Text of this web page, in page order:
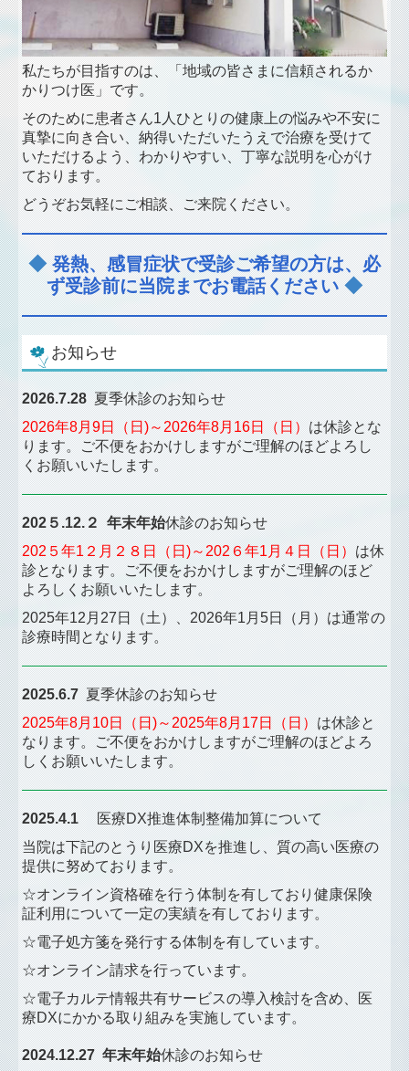
私たちが目指すのは、「地域の皆さまに信頼されるか
かりつけ医」です。
そのために患者さん1人ひとりの健康上の悩みや不安に
真摯に向き合い、納得いただいたうえで治療を受けて
いただけるよう、わかりやすい、丁寧な説明を心がけ
ております。
どうぞお気軽にご相談、ご来院ください。
◆発熱、感冒症状で受診ご希望の方は、必
ず受診前に当院までお電話ください ◆
お知らせ
2026.7.28夏季休診のお知らせ
2026年8月9日（日)～2026年8月16日
（日 ） は休診とな
ります。ご不便をおかけしますがご理解のほどよろし
くお願いいたします。
202５.12.２ 年末年始休診のお知らせ
202５年1２月２８日（日)～202６年1月４日（日） は休
診となります。ご不便をおかけしますがご理解のほど
よろしくお願いいたします。
2025年12月27日（土）、2026年1月5日（月）は通常の
診療時間となります。
2025.6.7 夏季休診のお知らせ
2025年8月10日（日)～2025年8月17日
（日 ） は休診と
なります。ご不便をおかけしますがご理解のほどよろ
しくお願いいたします。
2025.4.1 医療DX推進体制整備加算について
当院は下記のとうり医療DXを推進し、質の高い医療の
提供に努めております。
☆オンライン資格確を行う体制を有しており健康保険
証利用について一定の実績を有しております。
☆電子処方箋を発行する体制を有しています。
☆オンライン請求を行っています。
☆電子カルテ情報共有サービスの導入検討を含め、医
療DXにかかる取り組みを実施しています。
2024.12.27 年末年始休診のお知らせ